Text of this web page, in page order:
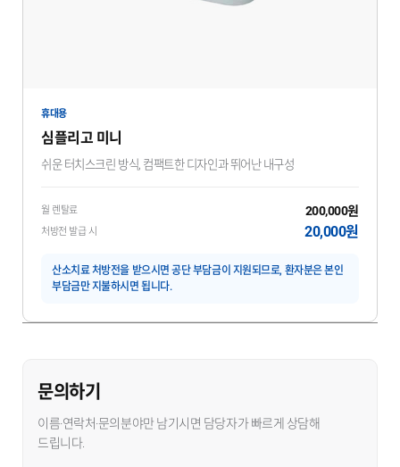
휴대용
심플리고 미니
쉬운 터치스크린 방식, 컴팩트한 디자인과 뛰어난 내구성
월 렌탈료 200,000원
처방전 발급 시 20,000원
산소치료 처방전을 받으시면 공단 부담금이 지원되므로, 환자분은 본인
부담금만 지불하시면 됩니다.
문의하기
이름·연락처·문의분야만 남기시면 담당자가 빠르게 상담해
드립니다.